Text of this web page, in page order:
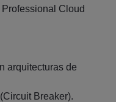
Cloud
arquitecturas de
Breaker).